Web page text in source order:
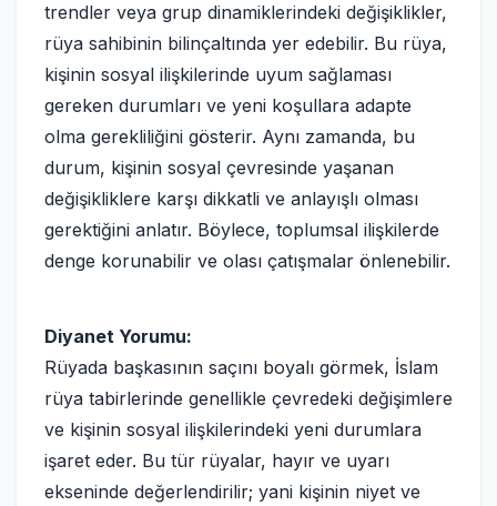
trendler veya grup dinamiklerindeki değişiklikler,
rüya sahibinin bilinçaltında yer edebilir. Bu rüya,
kişinin sosyal ilişkilerinde uyum sağlaması
gereken durumları ve yeni koşullara adapte
olma gerekliliğini gösterir. Aynı zamanda, bu
durum, kişinin sosyal çevresinde yaşanan
değişikliklere karşı dikkatli ve anlayışlı olması
gerektiğini anlatır. Böylece, toplumsal ilişkilerde
denge korunabilir ve olası çatışmalar önlenebilir.
Diyanet Yorumu:
Rüyada başkasının saçını boyalı görmek, İslam
rüya tabirlerinde genellikle çevredeki değişimlere
ve kişinin sosyal ilişkilerindeki yeni durumlara
işaret eder. Bu tür rüyalar, hayır ve uyarı
ekseninde değerlendirilir; yani kişinin niyet ve